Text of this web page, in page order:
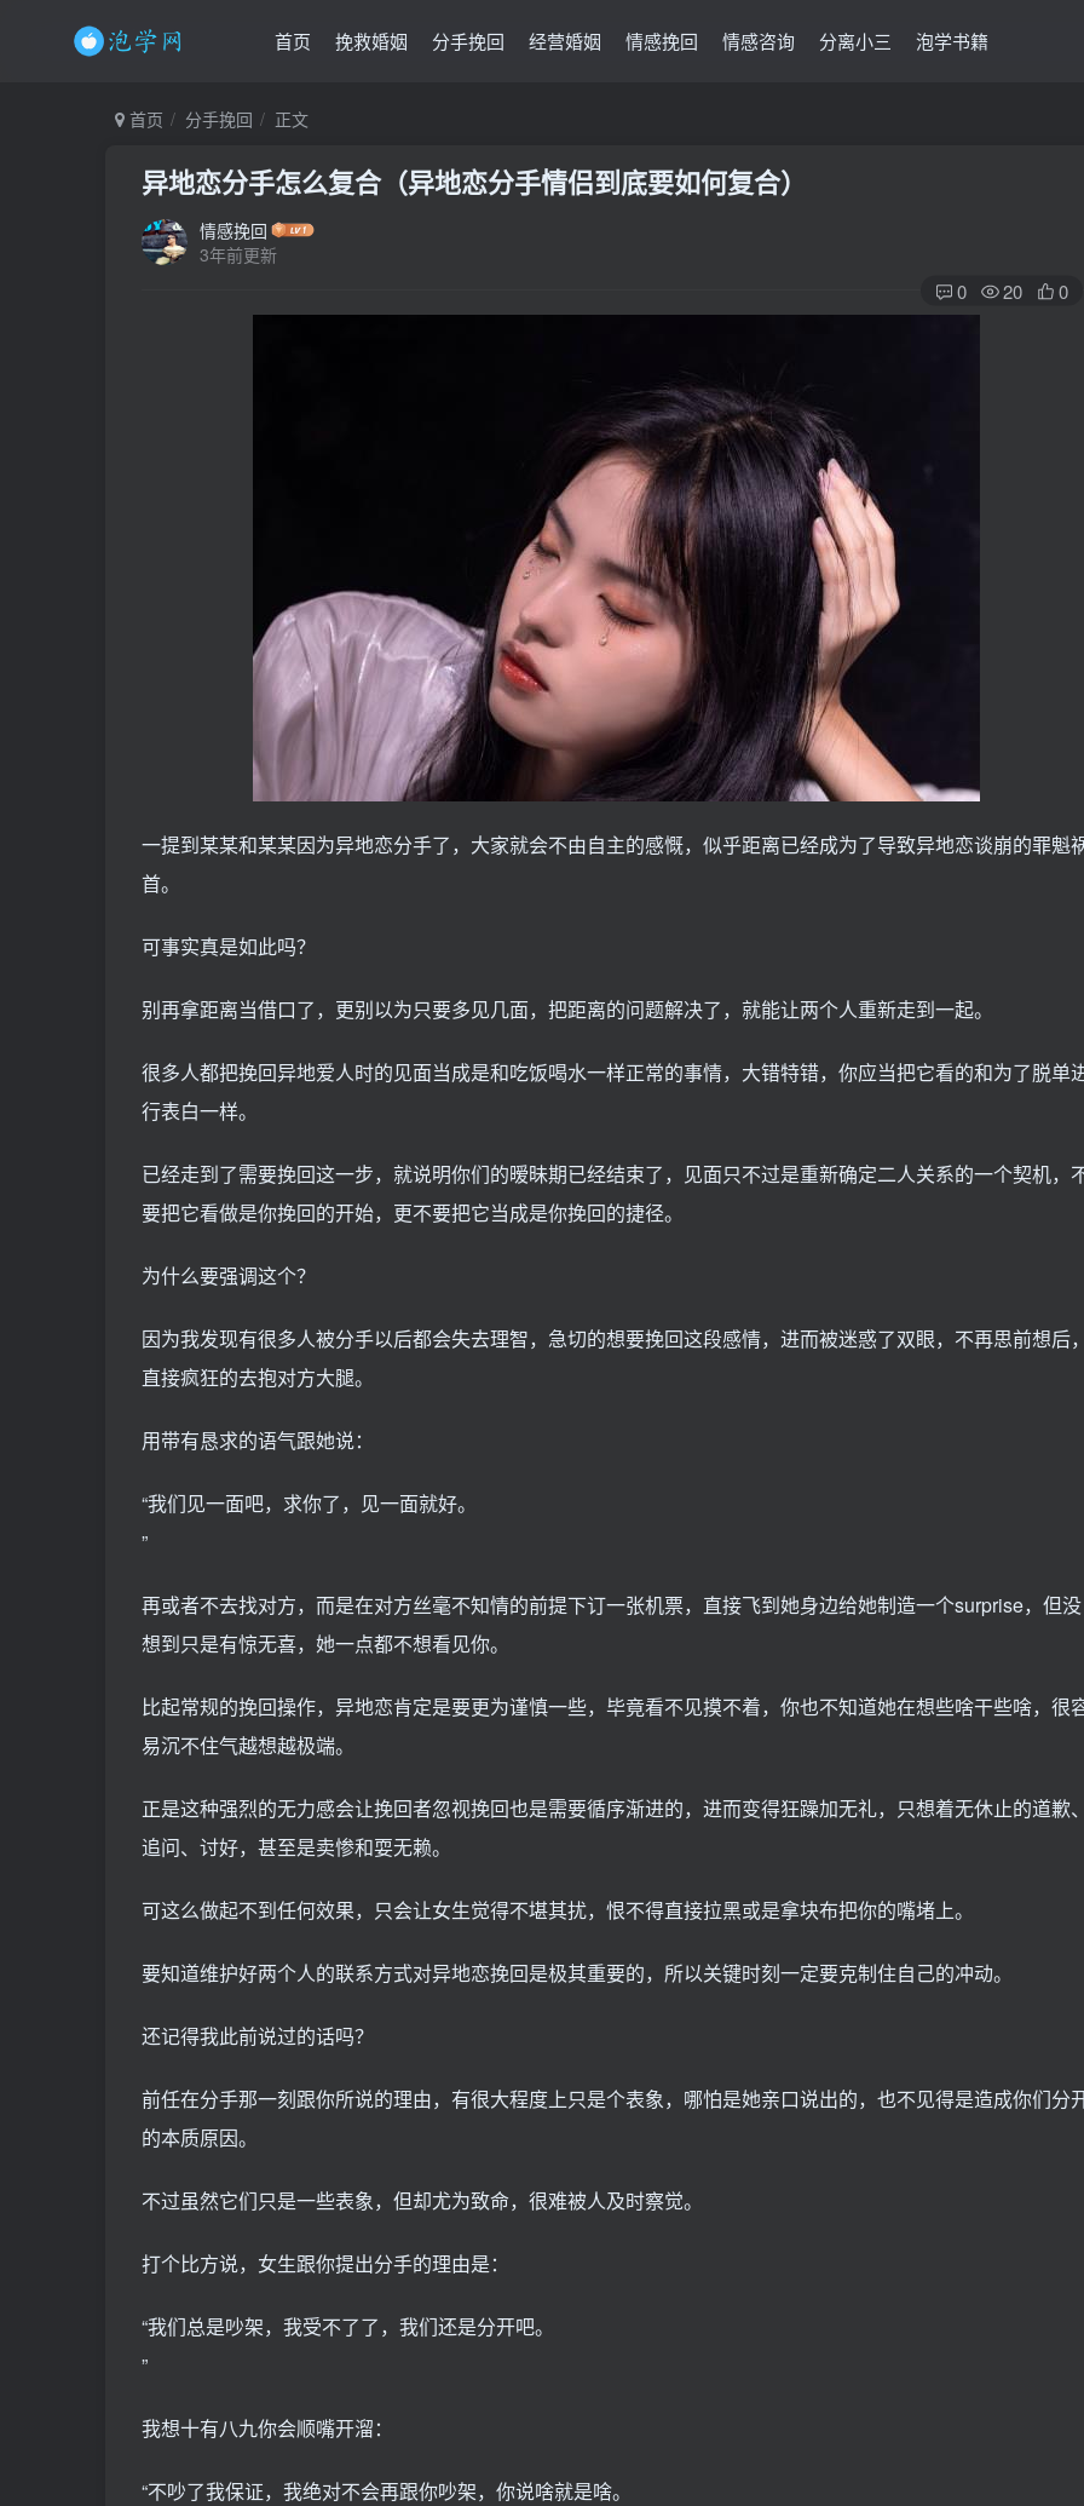
首页 挽救婚姻 分手挽回 经营婚姻 情感挽回 情感咨询 分离小三 泡学书籍
首页 分手挽回 正文
异地恋分手怎么复合（异地恋分手情侣到底要如何复合）
情感挽回
3年前更新
0 20 0
一提到某某和某某因为异地恋分手了，大家就会不由自主的感慨，似乎距离已经成为了导致异地恋谈崩的罪魁
首。
可事实真是如此吗？
别再拿距离当借口了，更别以为只要多见几面，把距离的问题解决了，就能让两个人重新走到一起。
很多人都把挽回异地爱人时的见面当成是和吃饭喝水一样正常的事情，大错特错，你应当把它看的和为了脱单
行表白一样。
已经走到了需要挽回这一步，就说明你们的暧昧期已经结束了，见面只不过是重新确定二人关系的一个契机，
要把它看做是你挽回的开始，更不要把它当成是你挽回的捷径。
为什么要强调这个？
因为我发现有很多人被分手以后都会失去理智，急切的想要挽回这段感情，进而被迷惑了双眼，不再思前想后
直接疯狂的去抱对方大腿。
用带有恳求的语气跟她说：
“我们见一面吧，求你了，见一面就好。
”
再或者不去找对方，而是在对方丝毫不知情的前提下订一张机票，直接飞到她身边给她制造一个surprise，但没
想到只是有惊无喜，她一点都不想看见你。
比起常规的挽回操作，异地恋肯定是要更为谨慎一些，毕竟看不见摸不着，你也不知道她在想些啥干些啥，很
易沉不住气越想越极端。
正是这种强烈的无力感会让挽回者忽视挽回也是需要循序渐进的，进而变得狂躁加无礼，只想着无休止的道歉
追问、讨好，甚至是卖惨和耍无赖。
可这么做起不到任何效果，只会让女生觉得不堪其扰，恨不得直接拉黑或是拿块布把你的嘴堵上。
要知道维护好两个人的联系方式对异地恋挽回是极其重要的，所以关键时刻一定要克制住自己的冲动。
还记得我此前说过的话吗？
前任在分手那一刻跟你所说的理由，有很大程度上只是个表象，哪怕是她亲口说出的，也不见得是造成你们分
的本质原因。
不过虽然它们只是一些表象，但却尤为致命，很难被人及时察觉。
打个比方说，女生跟你提出分手的理由是：
“我们总是吵架，我受不了了，我们还是分开吧。
”
我想十有八九你会顺嘴开溜：
“不吵了我保证，我绝对不会再跟你吵架，你说啥就是啥。